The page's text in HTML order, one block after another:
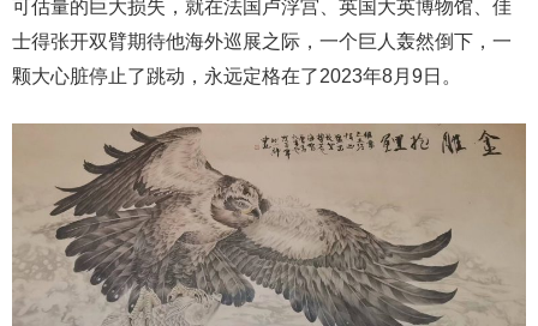
可估量的巨大损失，就在法国卢浮宫、英国大英博物馆、佳
士得张开双臂期待他海外巡展之际，一个巨人轰然倒下，一
颗大心脏停止了跳动，永远定格在了2023年8月9日。